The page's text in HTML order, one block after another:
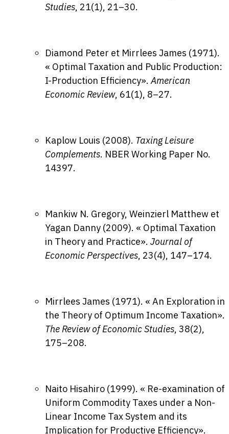
Studies, 21(1), 21–30.
Diamond Peter et Mirrlees James (1971).
« Optimal Taxation and Public Production:
I-Production Efficiency».American
Economic Review, 61(1), 8–27.
Kaplow Louis (2008). Taxing Leisure
Complements. NBER Working Paper No.
14397.
Mankiw N. Gregory, Weinzierl Matthew et
Yagan Danny (2009). « Optimal Taxation
in Theory and Practice». Journal of
Economic Perspectives, 23(4), 147–174.
Mirrlees James (1971). « An Exploration in
the Theory of Optimum Income Taxation».
The Review of Economic Studies, 38(2),
175–208.
Naito Hisahiro (1999). « Re-examination of
Uniform Commodity Taxes under a Non-
Linear Income Tax System and its
Implication for Productive Efficiency».